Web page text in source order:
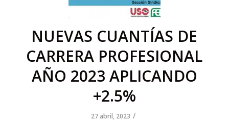
NUEVAS CUANTÍAS DE
CARRERA PROFESIONAL
AÑO 2023 APLICANDO
+2.5%
27 abril, 2023 /